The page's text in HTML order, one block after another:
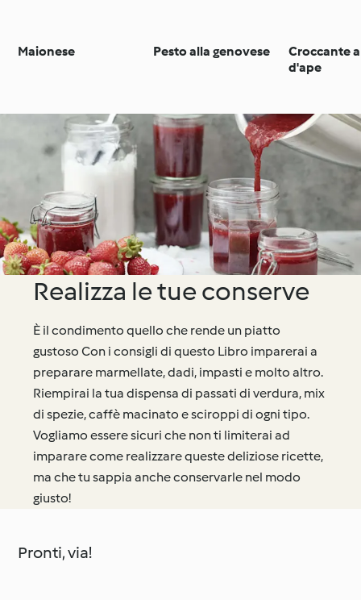
Maionese Pesto alla genovese
Croccante
d'ape
Realizza le tue conserve
È il condimento quello che rende un piatto
gustoso Con i consigli di questo Libro imparerai a
preparare marmellate, dadi, impasti e molto altro.
Riempirai la tua dispensa di passati di verdura, mix
di spezie, caffè macinato e sciroppi di ogni tipo.
Vogliamo essere sicuri che non ti limiterai ad
imparare come realizzare queste deliziose ricette,
ma che tu sappia anche conservarle nel modo
giusto!
Pronti, via!